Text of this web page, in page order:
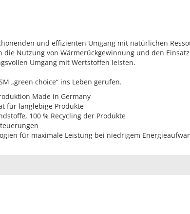
und effizienten Umgang mit natürlichen
Nutzung von Wärmerückgewinnung und den
Umgang mit Wertstoffen leisten.
„green choice“ ins Leben gerufen.
Made in Germany
für langlebige Produkte
100 % Recycling der Produkte
für maximale Leistung bei niedrigem